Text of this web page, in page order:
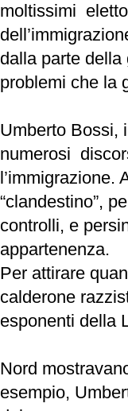
moltissimi
dalla parte
problemi che la
Umberto Bossi,
numerosi
l’immigrazione.
“clandestino”,
controlli, e
appartenenza.
Per attirare
calderone
esponenti della
Nord
esempio,